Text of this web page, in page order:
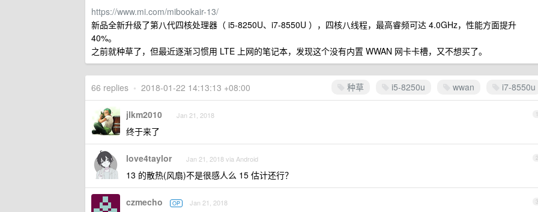
https://www.mi.com/mibookair-13/
新品全新升级了第八代四核处理器（ i5-8250U、i7-8550U ），四核八线程，最高睿频可达 4.0GHz，性能方面提升
40%。
之前就种草了，但最近逐渐习惯用 LTE 上网的笔记本，发现这个没有内置 WWAN 网卡卡槽，又不想买了。
种草 i5-8250u wwan i7-8550u
66 replies • 2018-01-22 14:13:13 +08:00
1
jlkm2010 Jan 21, 2018
终于来了
2
love4taylor Jan 21, 2018 via Android
13 的散热(风扇)不是很感人么 15 估计还行？
3
czmecho OP Jan 21, 2018